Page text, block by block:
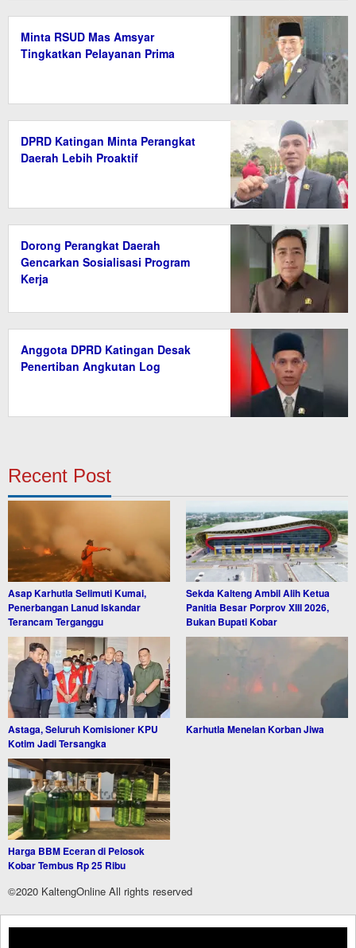
Minta RSUD Mas Amsyar
Tingkatkan Pelayanan Prima
DPRD Katingan Minta Perangkat
Daerah Lebih Proaktif
Dorong Perangkat Daerah
Gencarkan Sosialisasi Program
Kerja
Anggota DPRD Katingan Desak
Penertiban Angkutan Log
Recent Post
Asap Karhutla Selimuti Kumai,
Penerbangan Lanud Iskandar
Terancam Terganggu
Sekda Kalteng Ambil Alih Ketua
Panitia Besar Porprov XIII 2026,
Bukan Bupati Kobar
Astaga, Seluruh Komisioner KPU
Kotim Jadi Tersangka
Karhutla Menelan Korban Jiwa
Harga BBM Eceran di Pelosok
Kobar Tembus Rp 25 Ribu
©2020 KaltengOnline All rights reserved